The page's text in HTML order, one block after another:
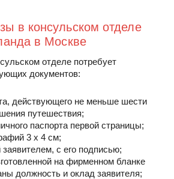
в консульском отделе
в Москве
отделе потребует
документов:
действующего не меньше шести
путешествия;
паспорта первой страницы;
3 х 4 см;
с его подписью;
на фирменном бланке
должность и оклад заявителя;